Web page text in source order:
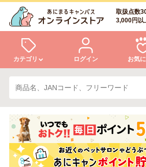
取扱点数
3,000円以
カテゴリ
犬 猫
小動物・鳥 ア
ログイン お気
ログイン
会員登録
あにまるキャンパスについて